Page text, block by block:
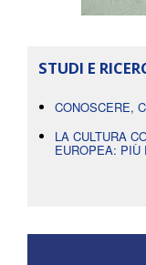
STUDI E
CONOSCERE,
LA CULTURA
EUROPEA: PIÙ